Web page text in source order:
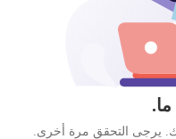
يرجى التحقق مرة أخرى.